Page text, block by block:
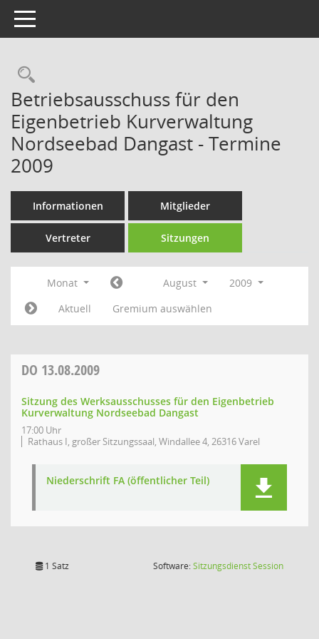
Toggle navigation
Rechercheauswahl
Betriebsausschuss für den
Eigenbetrieb Kurverwaltung
Nordseebad Dangast - Termine
2009
Informationen Mitglieder
Vertreter Sitzungen
Monat August
2009
Aktuell
Gremium auswählen
DO 13.08.2009
Sitzung des Werksausschusses für den Eigenbetrieb
Kurverwaltung Nordseebad Dangast
17:00 Uhr
Rathaus I, großer Sitzungssaal, Windallee 4, 26316 Varel
Niederschrift FA (öffentlicher Teil)
1 Satz Software:SitzungsdienstSession(Wird in